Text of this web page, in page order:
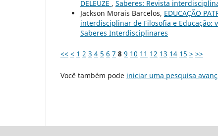
DELEUZE , Saberes: Revista
Jackson Morais Barcelos, EDUCAÇÃO
interdisciplinar de Filosofia e Educação:
Saberes Interdisciplinares
<< < 1 2 3 4 5 6 7 8 9 10 11 12 13 14 15 > >>
Você também pode iniciar uma pesquisa